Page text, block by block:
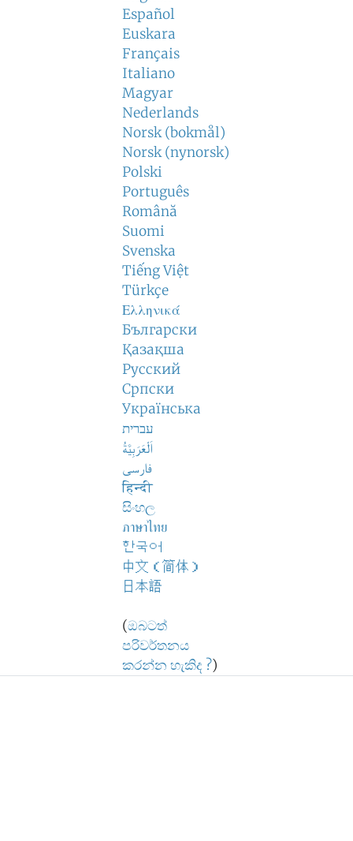
Español
Euskara
Français
Italiano
Magyar
Nederlands
Norsk (bokmål)
Norsk (nynorsk)
Polski
Português
Română
Suomi
Svenska
Tiếng Việt
Türkçe
Ελληνικά
Български
Қазақша
Русский
Српски
Українська
עברית
اَلْعَرَبِيَّةُ
فارسی
हिन्दी
සිංහල
ภาษาไทย
한국어
中文（简体）
日本語
(ඔබටත්
පරිවර්තනය
කරන්න හැකිද ?)